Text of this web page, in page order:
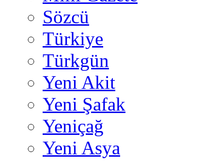
Sözcü
Türkiye
Türkgün
Yeni Akit
Yeni Şafak
Yeniçağ
Yeni Asya